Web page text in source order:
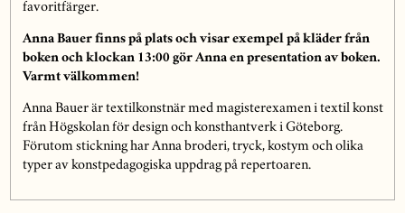
favoritfärger.
Anna Bauer finns på plats och visar exempel på kläder från
boken och klockan 13:00 gör Anna en presentation av boken.
Varmt välkommen!
Anna Bauer är textilkonstnär med magisterexamen i textil konst
från Högskolan för design och konsthantverk i Göteborg.
Förutom stickning har Anna broderi, tryck, kostym och olika
typer av konstpedagogiska uppdrag på repertoaren.